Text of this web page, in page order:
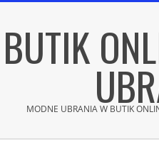
content
BUTIK
MODNE UBRANIA W BUTIK